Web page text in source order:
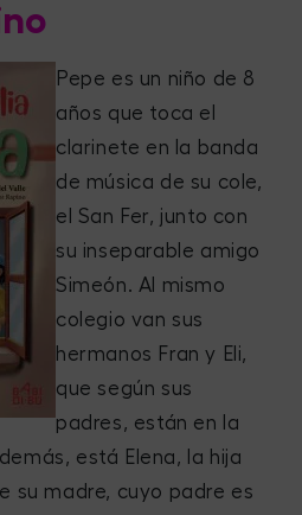
Pepe es un niño de 8
años que toca el
clarinete en la banda
de música de su cole,
el San Fer, junto con
su inseparable amigo
Simeón. Al mismo
colegio van sus
hermanos Fran y Eli,
que según sus
padres, están en la
está Elena, la hija
su madre, cuyo padre es